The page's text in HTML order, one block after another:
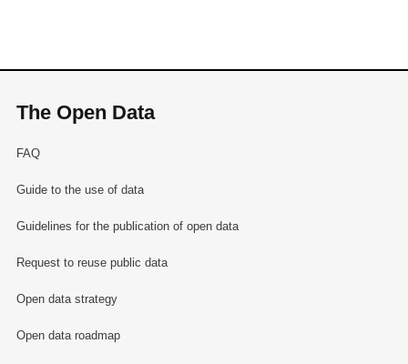
The Open Data
FAQ
Guide to the use of data
Guidelines for the publication of open data
Request to reuse public data
Open data strategy
Open data roadmap